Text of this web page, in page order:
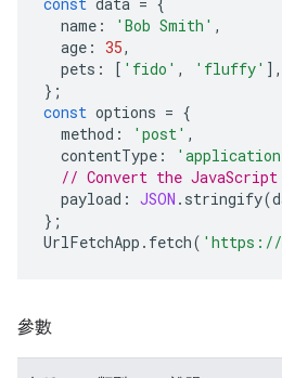
name : 'Bob Smith' ,
age : 35,
pets : [ 'fido' , 'fluffy' ],
};
const options = {
method : 'post' ,
contentType :
// Convert the
payload : JSON . stringify(
};
UrlFetchApp . fetch( 'https://
參數